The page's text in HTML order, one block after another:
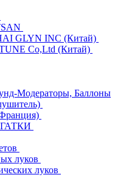
GLYN INC (Китай)
Co,Ltd (Китай)
Модераторы, Баллоны
луков
луков